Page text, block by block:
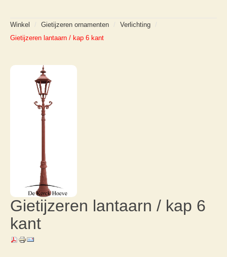
Winkel Gietijzeren ornamenten Verlichting
Gietijzeren lantaarn / kap 6 kant
Gietijzeren lantaarn / kap 6
kant